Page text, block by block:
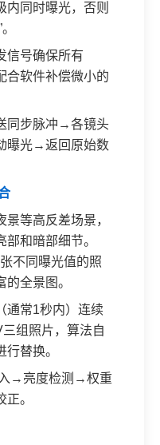
内同时曝光，否则
信号确保所有
合软件补偿微小的
同步脉冲→各镜头
曝光→返回原始数
等高反差场景，
和暗部细节。
不同曝光值的照
全景图。
通常1秒内）连续
组照片，算法自
替换。
→亮度检测→权重
。